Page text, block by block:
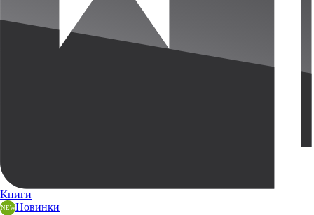
Книги
Новинки